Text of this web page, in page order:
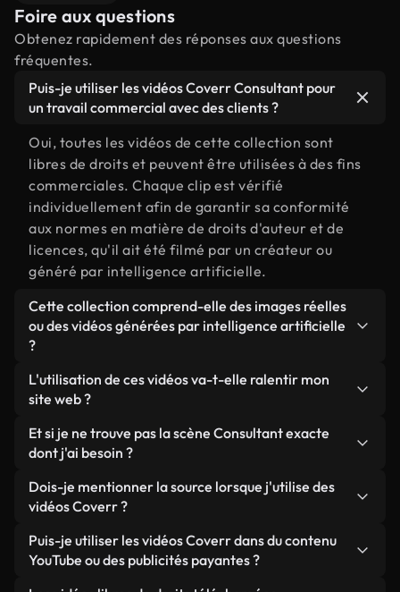
Foire aux questions
Obtenez rapidement des réponses aux questions
fréquentes.
Puis-je utiliser les vidéos Coverr Consultant pour
un travail commercial avec des clients ?
Oui, toutes les vidéos de cette collection sont
libres de droits et peuvent être utilisées à des fins
commerciales. Chaque clip est vérifié
individuellement afin de garantir sa conformité
aux normes en matière de droits d'auteur et de
licences, qu'il ait été filmé par un créateur ou
généré par intelligence artificielle.
Cette collection comprend-elle des images réelles
ou des vidéos générées par intelligence artificielle
?
Les deux. Il s'agit d'une bibliothèque hybride
composée de véritables images filmées par des
générées par IA. Chaque vidéo est clairement
identifiée afin que vous sachiez toujours ce que
vous utilisez.
L'utilisation de ces vidéos va-t-elle ralentir mon
site web ?
Sauf si vous choisissez nos versions optimisées.
Nous proposons des formats légers, prêts pour le
ils conservent une qualité élevée tout en
minimisant les temps de chargement et en
améliorant des indicateurs comme le LCP.
Et si je ne trouve pas la scène Consultant exacte
dont j'ai besoin ?
Vous pouvez en créer une instantanément avec
Coverr AI Studio. Il vous suffit de décrire la scène,
le Studio générera en quelques secondes une vidéo
personnalisée conforme à nos normes de licence.
Dois-je mentionner la source lorsque j'utilise des
vidéos Coverr ?
Aucune attribution n'est requise. Toutes les vidéos
de notre bibliothèque sont libres de droits et
Puis-je utiliser les vidéos Coverr dans du contenu
YouTube ou des publicités payantes ?
Oui. Toutes les séquences vidéo de Coverr peuvent